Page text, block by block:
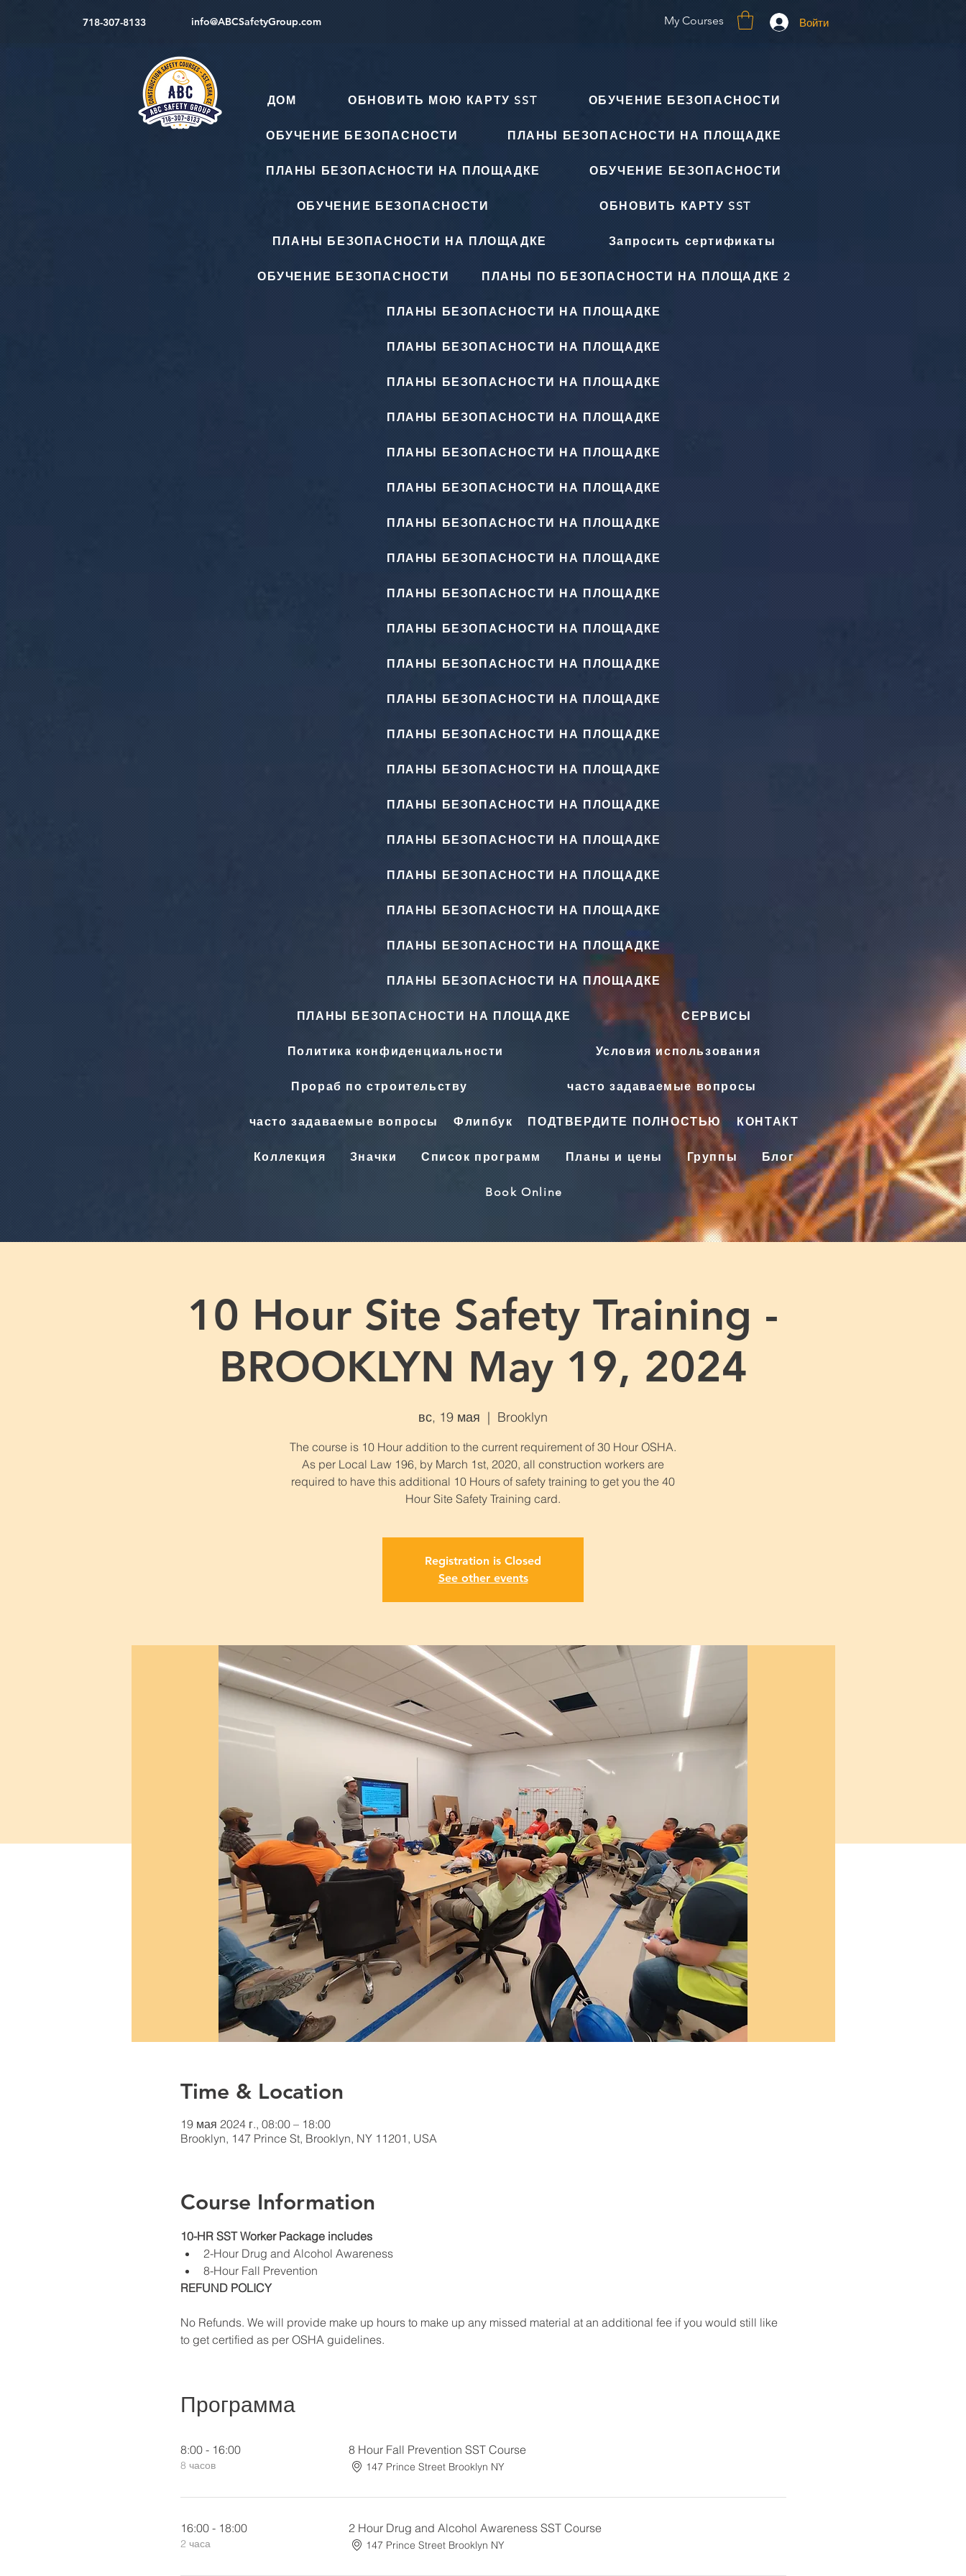
718-307-8133 info@ABCSafetyGroup.com My Courses Войти
ДОМ ОБНОВИТЬ МОЮ КАРТУ SST ОБУЧЕНИЕ БЕЗОПАСНОСТИ
ОБУЧЕНИЕ БЕЗОПАСНОСТИ ПЛАНЫ БЕЗОПАСНОСТИ НА ПЛОЩАДКЕ
ПЛАНЫ БЕЗОПАСНОСТИ НА ПЛОЩАДКЕ ОБУЧЕНИЕ БЕЗОПАСНОСТИ
ОБУЧЕНИЕ БЕЗОПАСНОСТИ ОБНОВИТЬ КАРТУ SST
ПЛАНЫ БЕЗОПАСНОСТИ НА ПЛОЩАДКЕ Запросить сертификаты
ОБУЧЕНИЕ БЕЗОПАСНОСТИ ПЛАНЫ ПО БЕЗОПАСНОСТИ НА ПЛОЩАДКЕ 2
ПЛАНЫ БЕЗОПАСНОСТИ НА ПЛОЩАДКЕ
ПЛАНЫ БЕЗОПАСНОСТИ НА ПЛОЩАДКЕ
ПЛАНЫ БЕЗОПАСНОСТИ НА ПЛОЩАДКЕ
ПЛАНЫ БЕЗОПАСНОСТИ НА ПЛОЩАДКЕ
ПЛАНЫ БЕЗОПАСНОСТИ НА ПЛОЩАДКЕ
ПЛАНЫ БЕЗОПАСНОСТИ НА ПЛОЩАДКЕ
ПЛАНЫ БЕЗОПАСНОСТИ НА ПЛОЩАДКЕ
ПЛАНЫ БЕЗОПАСНОСТИ НА ПЛОЩАДКЕ
ПЛАНЫ БЕЗОПАСНОСТИ НА ПЛОЩАДКЕ
ПЛАНЫ БЕЗОПАСНОСТИ НА ПЛОЩАДКЕ
ПЛАНЫ БЕЗОПАСНОСТИ НА ПЛОЩАДКЕ
ПЛАНЫ БЕЗОПАСНОСТИ НА ПЛОЩАДКЕ
ПЛАНЫ БЕЗОПАСНОСТИ НА ПЛОЩАДКЕ
ПЛАНЫ БЕЗОПАСНОСТИ НА ПЛОЩАДКЕ
ПЛАНЫ БЕЗОПАСНОСТИ НА ПЛОЩАДКЕ
ПЛАНЫ БЕЗОПАСНОСТИ НА ПЛОЩАДКЕ
ПЛАНЫ БЕЗОПАСНОСТИ НА ПЛОЩАДКЕ
ПЛАНЫ БЕЗОПАСНОСТИ НА ПЛОЩАДКЕ
ПЛАНЫ БЕЗОПАСНОСТИ НА ПЛОЩАДКЕ
ПЛАНЫ БЕЗОПАСНОСТИ НА ПЛОЩАДКЕ
ПЛАНЫ БЕЗОПАСНОСТИ НА ПЛОЩАДКЕ СЕРВИСЫ
Политика конфиденциальности Условия использования
Прораб по строительству часто задаваемые вопросы
часто задаваемые вопросы Флипбук ПОДТВЕРДИТЕ ПОЛНОСТЬЮ КОНТАКТ
Коллекция Значки Список программ Планы и цены Группы Блог
Book Online
10 Hour Site Safety Training -
BROOKLYN May 19, 2024
вс, 19 мая
  |
Brooklyn
The course is 10 Hour addition to the current requirement of 30 Hour OSHA.
As per Local Law 196, by March 1st, 2020, all construction workers are
required to have this additional 10 Hours of safety training to get you the 40
Hour Site Safety Training card.
Registration is Closed
See other events
Time & Location
19 мая 2024 г., 08:00 – 18:00
Brooklyn, 147 Prince St, Brooklyn, NY 11201, USA
Course Information
10-HR SST Worker Package includes
2-Hour Drug and Alcohol Awareness
8-Hour Fall Prevention
REFUND POLICY
No Refunds. We will provide make up hours to make up any missed material at an additional fee if you would still like
to get certified as per OSHA guidelines.
Программа
8:00 - 16:00
8 часов
8 Hour Fall Prevention SST Course
147 Prince Street Brooklyn NY
16:00 - 18:00
2 часа
2 Hour Drug and Alcohol Awareness SST Course
147 Prince Street Brooklyn NY